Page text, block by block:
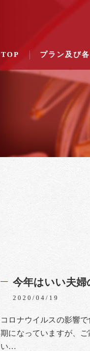
TOP プラン及び
今年はいい夫婦
2020/04/19
コロナウイルスの影響
期になっていますが、
い…